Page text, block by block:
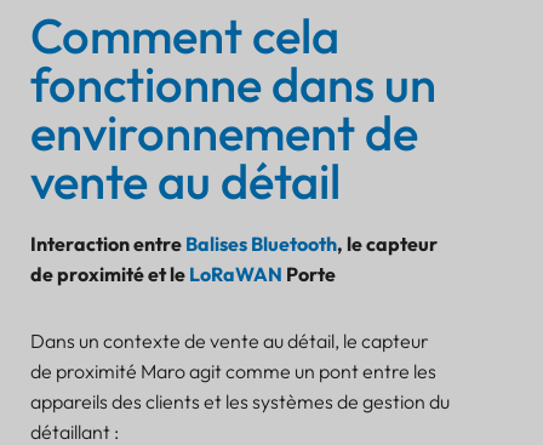
Comment cela
fonctionne dans un
environnement de
vente au détail
Interaction entre Balises Bluetooth, le capteur
de proximité et le LoRaWAN Porte
Dans un contexte de vente au détail, le capteur
de proximité Maro agit comme un pont entre les
appareils des clients et les systèmes de gestion du
détaillant :